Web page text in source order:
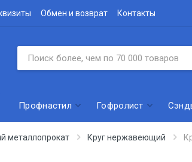
Обмен и возврат Контакты
Профнастил Гофролист
металлопрокат Круг нержавеющий